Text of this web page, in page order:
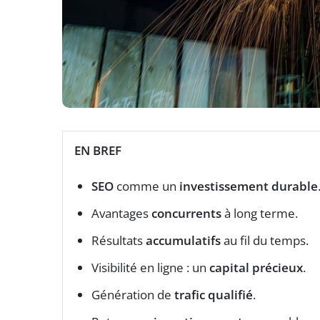
EN BREF
SEO comme un investissement durable.
Avantagesconcurrentsà long terme.
Résultatsaccumulatifsau fil du temps.
Visibilité en ligne : un capital précieux.
Génération de trafic qualifié.